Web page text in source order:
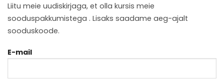
Liitu meie uudiskirjaga, et olla kursis meie
sooduspakkumistega . Lisaks saadame aeg-ajalt
sooduskoode.
E-mail